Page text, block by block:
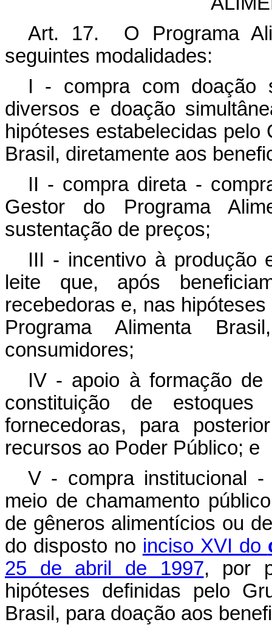
Art. 17. O Programa
seguintes modalidades:
I - compra com doação
diversos e doação
hipóteses estabelecidas
Brasil, diretamente aos
II - compra direta -
Gestor do Programa
sustentação de preços;
III - incentivo à produção
leite que, após
recebedoras e, nas
Programa Alimenta
consumidores;
IV - apoio à formação
constituição de
fornecedoras, para
recursos ao Poder Público; e
V - compra institucional -
meio de chamamento
de gêneros alimentícios ou
do disposto no inciso XVI do
25 de abril de 1997, por
hipóteses definidas pelo
Brasil, para doação aos